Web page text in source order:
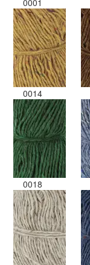
0014
0018